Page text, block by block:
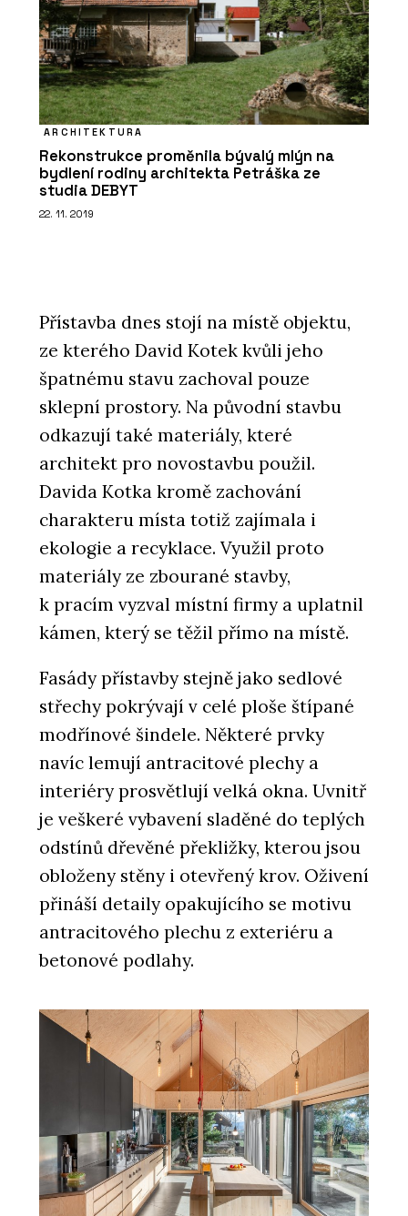
ARCHITEKTURA
Rekonstrukce proměnila bývalý mlýn na
bydlení rodiny architekta Petráška ze
studia DEBYT
22. 11. 2019
Přístavba dnes stojí na místě objektu,
ze kterého David Kotek kvůli jeho
špatnému stavu zachoval pouze
sklepní prostory. Na původní stavbu
odkazují také materiály, které
architekt pro novostavbu použil.
Davida Kotka kromě zachování
charakteru místa totiž zajímala i
ekologie a recyklace. Využil proto
materiály ze zbourané stavby,
k pracím vyzval místní firmy a uplatnil
kámen, který se těžil přímo na místě.
Fasády přístavby stejně jako sedlové
střechy pokrývají v celé ploše štípané
modřínové šindele. Některé prvky
navíc lemují antracitové plechy a
interiéry prosvětlují velká okna. Uvnitř
je veškeré vybavení sladěné do teplých
odstínů dřevěné překližky, kterou jsou
obloženy stěny i otevřený krov. Oživení
přináší detaily opakujícího se motivu
antracitového plechu z exteriéru a
betonové podlahy.